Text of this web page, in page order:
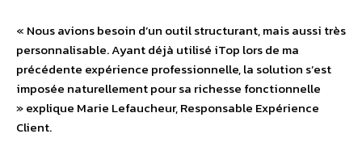
« Nous avions besoin d’un outil structurant, mais aussi très
personnalisable. Ayant déjà utilisé iTop lors de ma
précédente expérience professionnelle, la solution s’est
imposée naturellement pour sa richesse fonctionnelle
» explique Marie Lefaucheur, Responsable Expérience
Client.